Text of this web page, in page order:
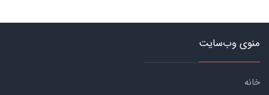
منوی وب‌سایت
خانه